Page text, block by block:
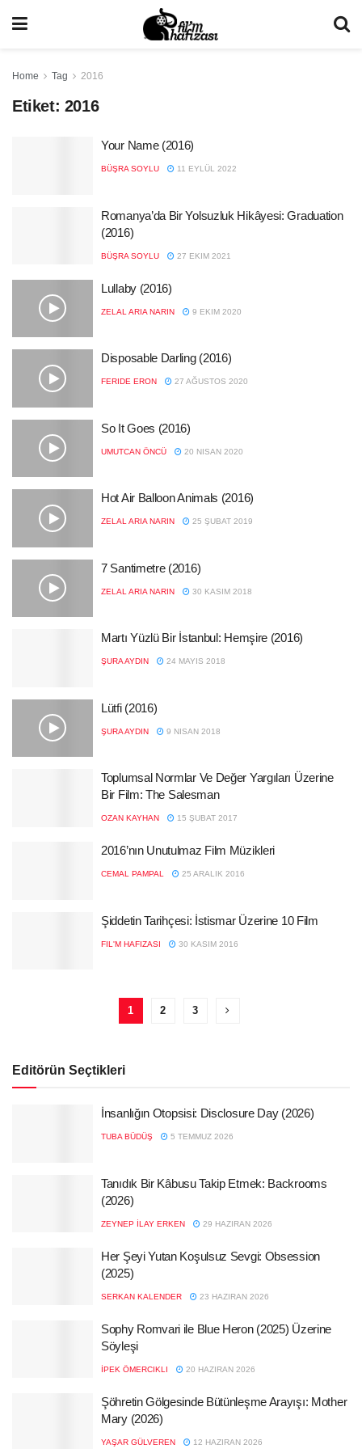
Home Tag 2016
Etiket: 2016
Your Name (2016)
BÜŞRA SOYLU 11 EYLÜL 2022
Romanya’da Bir Yolsuzluk Hikâyesi: Graduation
(2016)
BÜŞRA SOYLU 27 EKIM 2021
Lullaby (2016)
ZELAL ARIA NARIN 9 EKIM 2020
Disposable Darling (2016)
FERIDE ERON 27 AĞUSTOS 2020
So It Goes (2016)
UMUTCAN ÖNCÜ 20 NISAN 2020
Hot Air Balloon Animals (2016)
ZELAL ARIA NARIN 25 ŞUBAT 2019
7 Santimetre (2016)
ZELAL ARIA NARIN 30 KASIM 2018
Martı Yüzlü Bir İstanbul: Hemşire (2016)
ŞURA AYDIN 24 MAYIS 2018
Lütfi (2016)
ŞURA AYDIN 9 NISAN 2018
Toplumsal Normlar Ve Değer Yargıları Üzerine
Bir Film: The Salesman
OZAN KAYHAN 15 ŞUBAT 2017
2016’nın Unutulmaz Film Müzikleri
CEMAL PAMPAL 25 ARALIK 2016
Şiddetin Tarihçesi: İstismar Üzerine 10 Film
FIL'M HAFIZASI 30 KASIM 2016
1 2 3
Editörün Seçtikleri
İnsanlığın Otopsisi: Disclosure Day (2026)
TUBA BÜDÜŞ 5 TEMMUZ 2026
Tanıdık Bir Kâbusu Takip Etmek: Backrooms
(2026)
ZEYNEP İLAY ERKEN 29 HAZIRAN 2026
Her Şeyi Yutan Koşulsuz Sevgi: Obsession
(2025)
SERKAN KALENDER 23 HAZIRAN 2026
Sophy Romvari ile Blue Heron (2025) Üzerine
Söyleşi
İPEK ÖMERCIKLI 20 HAZIRAN 2026
Şöhretin Gölgesinde Bütünleşme Arayışı: Mother
Mary (2026)
YAŞAR GÜLVEREN 12 HAZIRAN 2026